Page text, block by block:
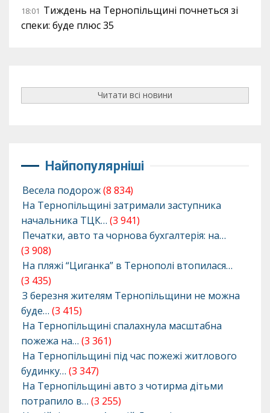
18:01 Тиждень на Тернопільщині почнеться зі
спеки: буде плюс 35
Читати всі новини
Найпопулярніші
Весела подорож(8 834)
На Тернопільщині затримали заступника
начальника ТЦК… (3 941)
Печатки, авто та чорнова бухгалтерія: на…
(3 908)
На пляжі “Циганка” в Тернополі втопилася…
(3 435)
З березня жителям Тернопільщини не можна
буде… (3 415)
На Тернопільщині спалахнула масштабна
пожежа на… (3 361)
На Тернопільщині під час пожежі житлового
будинку… (3 347)
На Тернопільщині авто з чотирма дітьми
потрапило в… (3 255)